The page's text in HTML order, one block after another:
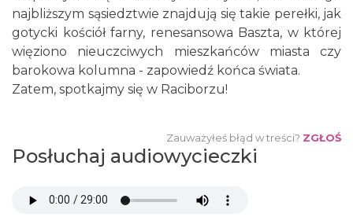
najbliższym sąsiedztwie znajdują się takie perełki, jak
gotycki kościół farny, renesansowa Baszta, w której
więziono nieuczciwych mieszkańców miasta czy
barokowa kolumna - zapowiedź końca świata.
Zatem, spotkajmy się w Raciborzu!
Zauważyłeś błąd w treści? ZGŁOŚ
Posłuchaj audiowycieczki